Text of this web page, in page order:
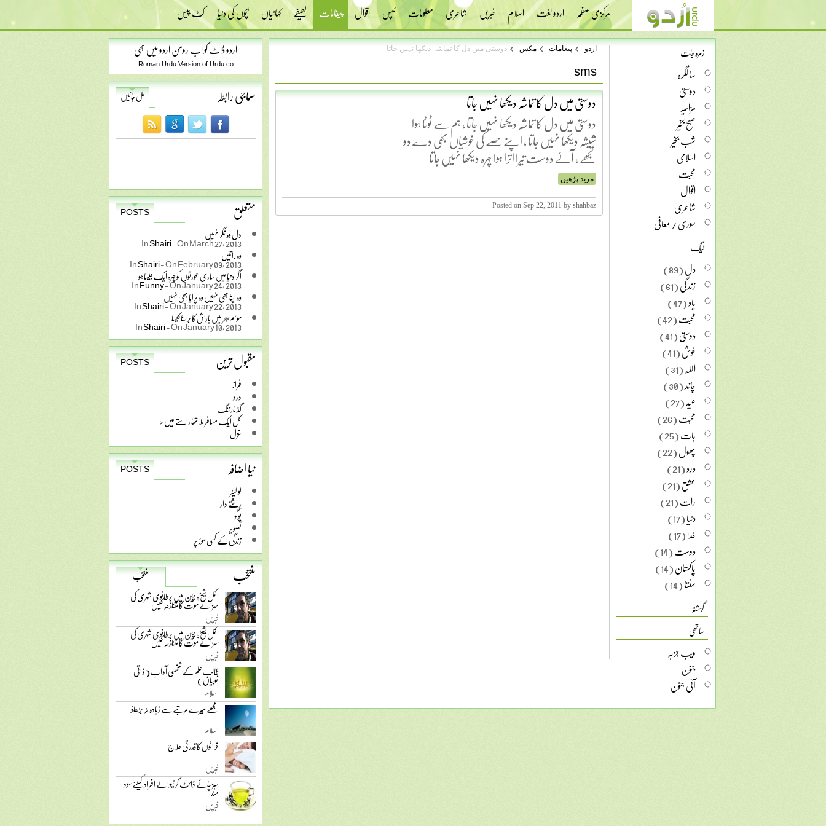
مرکزی صفحہ اردو لغت اسلام خبریں شاعری معلومات ٹپس اقوال پیغامات لطیفے کہانیاں بچوں کی دنیا کٹ پیس
اردو ڈاٹ کو اب رومن اردو میں بھی
Roman Urdu Version of Urdu.co
سماجی رابطہ مل جائیں
متعلق
POSTS
دل وہ نگر نہیں
InShairi-On March 27, 2013
وہ راتیں InShairi-On February 09, 2013
اگر دنیا میں ساری عورتوں کو چہرہ ایک جیسا ہوInFunny-On January 24, 2013
وہ اپنا بھی نہیں وہ پرایا بھی نہیں InShairi-On January 22, 2013
موسمِ ہجر میں بارِش کا برسنا کیسا InShairi-On January 10, 2013
مقبول ترین
POSTS
فراز
درد
گڈ مارننگ
کل ایک مسافر ملا تھا راستے میں <
غزل
نیا اضافہ
POSTS
لو لیٹر
رشتے دار
پوگو
تصویر
زندگی کے کسی موڑ پر
منتخب
منتخب
اکمل شیخ: چین میں برطانوی شہری کی
سزائے موت کا متنازعہ کیس
خبریں
اکمل شیخ: چین میں برطانوی شہری کی
سزائے موت کا متنازعہ کیس
خبریں
طالب علم کے شخصی آداب ( ذاتی
خوبیاں )
اسلام
مجھے میرے مرتبے سے زیادہ نہ بڑھاؤ
اسلام
خراٹوں کا قدرتی علاج
خبریں
سبز چائے ڈائٹ کرنیوالے افراد کیلئے سود
مند
خبریں
اردو پیغامات مکس دوستی میں دل کا تماشہ دیکھا نہیں جاتا
sms
دوستی میں دل کا تماشہ دیکھا نہیں جاتا
دوستی میں دل کا تماشہ دیکھا نہیں جاتا ، ہم سے ٹوٹا ہوا
شیشہ دیکھا نہیں جاتا ، اپنے حصے کی خوشیاں بھی دے دو
تجھے ، آئے دوست تیرا اترا ہوا چہرہ دیکھا نہیں جاتا
مزید پڑھیں
Posted on Sep 22, 2011 by shahbaz
زمرہ جات
سالگرہ
دوستی
مزاحیہ
صبح بخیر
شب بخیر
اسلامی
محبت
اقوال
شاعری
سوری / معافی
ٹیگ
دل(89)
زندگی(61)
یاد(47)
محبت(42)
دوستی(41)
خوش(41)
اللہ(31)
چاند(30)
عید(27)
محبت(26)
بات(25)
پھول(22)
درد(21)
عشق(21)
رات(21)
دنیا(17)
خدا(17)
دوست(14)
پاکستان(14)
سنتا(14)
گزشتہ
ساتھی
ویب جزبہ
جنون
آئی جنون